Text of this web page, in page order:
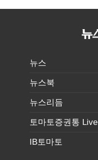
반도체 인재
뉴스
뉴스북
뉴스리듬
토마토증권통 Live
IB토마토